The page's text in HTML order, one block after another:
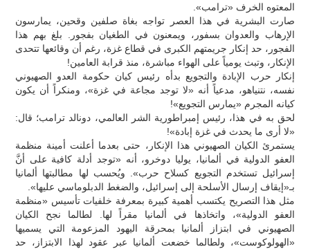
المعتوه الخرف «ترامب».
صارت البشرية في هذا العصر تواجه بغاة صلفين وقحين، يمارسون
الإرهاب والعدوان بسفور، ويمعنون في الطغيان بفجور. بلغ بهم هذا
الفجور، حد إنكار جريمتهم الكبرى في قطاع غزة، رغم أن وقائعها تتحدى
الإنكار، وتبث يومياً على الهواء مباشرة، منذ قرابة العامين!
إنكار حرب الإبادة والتجويع بدأه رئيس كيان حكومة العدو الصهيوني
نفسه، نتنياهو، مدعياً أنه «لا توجد مجاعة في غزة»، ومنكراً أن يكون
كيانه المجرم «يمارس التجويع»!
لحق به في هذا، رئيس إمبراطورية الشر العالمي، دونالد ترامب؛ قال:
«لا أرى ما يحدث في غزة إبادة»!
يستمرئ الكيان الصهيوني هذا الإنكار، حتى بعدما أعلنت أمينة منظمة
العفو الدولية في ألمانيا، يوليا دوخرو، أنه «توجد أدلة كافية على أنَّ
إسرائيل تستخدم التجويع كسلاح حرب». ويُحسب لها مطالبتها ألمانيا
بـ«إيقاف إرسال الأسلحة إلى إسرائيل، والضغط الدبلوماسي عليها».
مثل هذا التصريح يكتسب أهمية كبيرة بمعرفة خلفيات تأسيس «منظمة
العفو الدولية»، واتخاذها في ألمانيا مقراً لها. لطالما نجح الكيان
الصهيوني في ابتزاز ألمانيا بمحرقة اليهود المزعومة التي يسميها
«الهولوكوست»، ولطالما خضعت ألمانيا عبر عقود لهذا الابتزاز، حد